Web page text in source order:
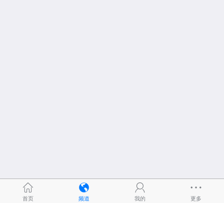
首页 频道 我的 更多